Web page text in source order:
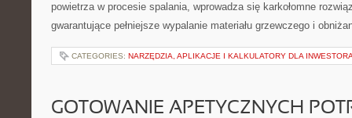
powietrza w procesie spalania, wprowadza się karkołomne
gwarantujące pełniejsze wypalanie materiału grzewczego i
CATEGORIES: NARZĘDZIA, APLIKACJE I KALKULATORY DLA
GOTOWANIE APETYCZNYCH